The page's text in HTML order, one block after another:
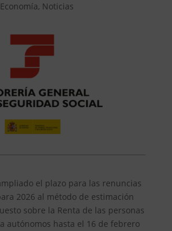
Economía, Noticias
el plazo para las renuncias
2026 al método de estimación
sobre la Renta de las personas
autónomos hasta el 16 de febrero